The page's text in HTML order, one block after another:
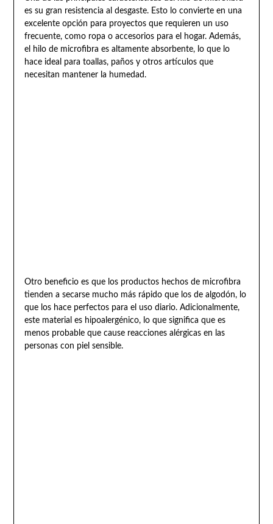
es su gran resistencia al desgaste. Esto lo convierte en una
excelente opción para proyectos que requieren un uso
frecuente, como ropa o accesorios para el hogar. Además,
el hilo de microfibra es altamente absorbente, lo que lo
hace ideal para toallas, paños y otros artículos que
necesitan mantener la humedad.
Otro beneficio es que los productos hechos de microfibra
tienden a secarse mucho más rápido que los de algodón, lo
que los hace perfectos para el uso diario. Adicionalmente,
este material es hipoalergénico, lo que significa que es
menos probable que cause reacciones alérgicas en las
personas con piel sensible.